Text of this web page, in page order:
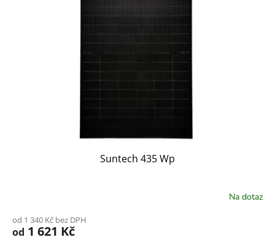
Suntech 435 Wp
Na dotaz
od 1 340 Kč bez DPH
od 1 621 Kč